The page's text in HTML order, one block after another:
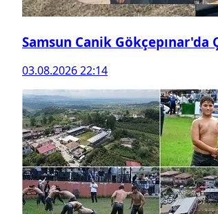
Samsun Canik
03.08.2026 22:14